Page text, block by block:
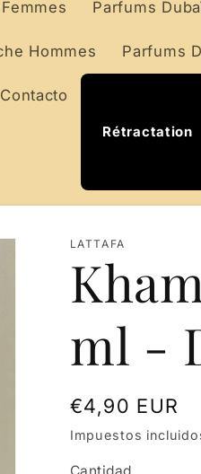
Parfums
Hommes Parfums
Contacto
Rétractation
LATTAFA
ml -
Precio
habitual
€4,90 EUR
Impuestos